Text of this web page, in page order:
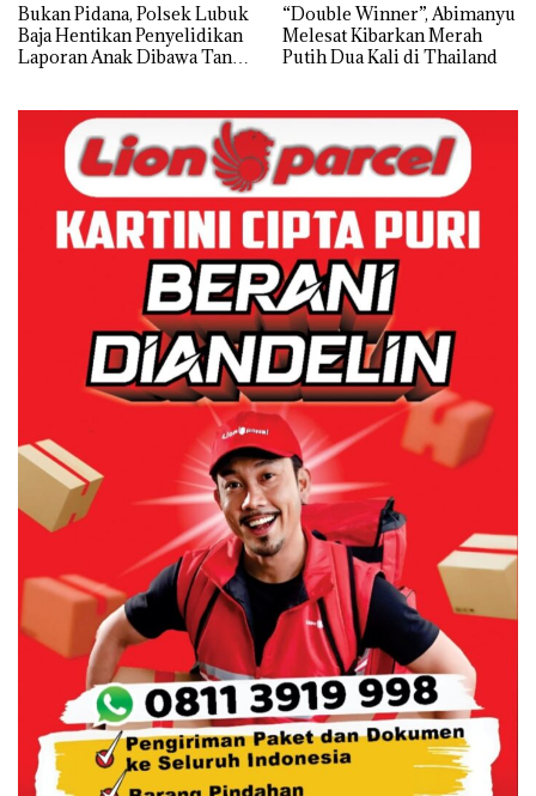
Bukan Pidana, Polsek Lubuk
Baja Hentikan Penyelidikan
Laporan Anak Dibawa Tanpa
“Double Winner”, Abimanyu
Melesat Kibarkan Merah
Putih Dua Kali di Thailand